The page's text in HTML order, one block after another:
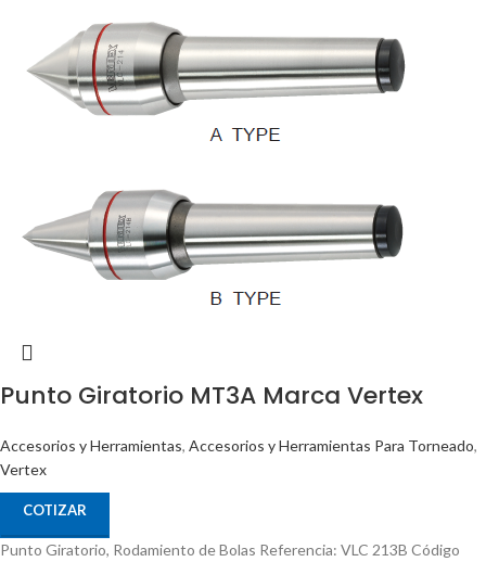
Punto Giratorio MT3A Marca Vertex
Accesorios y Herramientas, Accesorios y Herramientas Para Torneado,
Vertex
COTIZAR
Punto Giratorio, Rodamiento de Bolas Referencia: VLC 213B Código